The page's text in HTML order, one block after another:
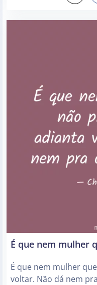
É que nem mulher
É que nem mulher
voltar. Não dá nem